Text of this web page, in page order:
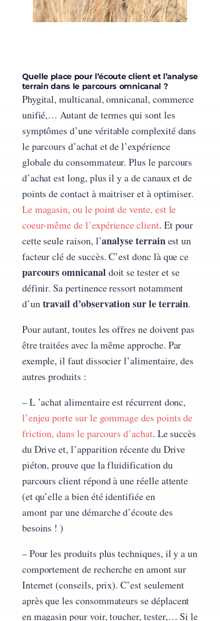
Quelle place pour l’écoute client et l’analyse
terrain dans le parcours omnicanal ?
Phygital, multicanal, omnicanal, commerce
unifié,… Autant de termes qui sont les
symptômes d’une véritable complexité dans
le parcours d’achat et de l’expérience
globale du consommateur. Plus le parcours
d’achat est long, plus il y a de canaux et de
points de contact à maitriser et à optimiser.
Le magasin, ou le point de vente, est le
coeur-même de l’expérience client. Et pour
cette seule raison, l’analyse terrainest un
facteur clé de succès. C’est donc là que ce
parcours omnicanal doit se tester et se
définir. Sa pertinence ressort notamment
d’untravail d’observation sur le terrain.
Pour autant, toutes les offres ne doivent pas
être traitées avec la même approche. Par
exemple, il faut dissocier l’alimentaire, des
autres produits :
– L ’achat alimentaire est récurrent donc,
l’enjeu porte sur le gommage des points de
friction, dans le parcours d’achat. Le succès
du Drive et, l’apparition récente du Drive
piéton, prouve que la fluidification du
parcours client répond à une réelle attente
(et qu’elle a bien été identifiée en
amont par une démarche d’écoute des
besoins ! )
– Pour les produits plus techniques, il y a un
comportement de recherche en amont sur
Internet (conseils, prix). C’est seulement
après que les consommateurs se déplacent
en magasin pour voir, toucher, tester,… Si le